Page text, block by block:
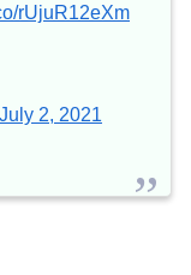
rUjuR12eXm
July 2, 2021